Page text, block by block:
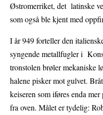
Østromerriket, det latinske
som også ble kjent med
I år 949 forteller den
syngende metallfugler i
tronstolen brøler mekaniske
halene pisker mot gulvet.
keiseren som iføres enda
fra oven. Målet er tydelig: